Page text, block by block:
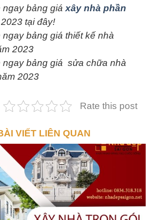
ngay bảng giá xây nhà phần
tại đây!
ngay bảng giá thiết kế nhà
2023
ngay bảng giá sửa chữa nhà
2023
Rate this post
VIẾT LIÊN QUAN